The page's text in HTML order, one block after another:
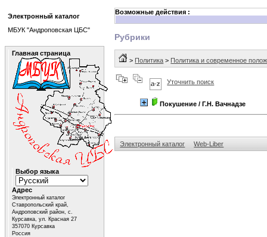
Возможные действия :
Рубрики
> Политика > Политика и современное
Уточнить поиск
Покушение / Г.Н. Вачнадзе
Электронный каталог Web-Liber
Электронный каталог
МБУК "Андроповская ЦБС"
Главная страница
Выбор языка
Адрес
Электронный каталог
Ставропольский край,
Андроповский район, с.
Курсавка, ул. Красная 27
357070 Курсавка
Россия